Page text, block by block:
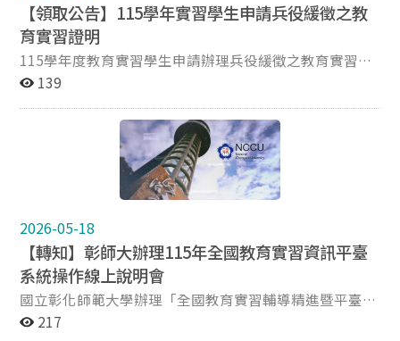
【領取公告】115學年實習學生申請兵役緩徵之教
育實習證明
115學年度教育實習學生申請辦理兵役緩徵之教育實習證
明已製證完成，即日起申請人可至本中心辦公室領取；未
間：平日上午09:00-12:00；下午13:30-17:00 ※以下日期
本中心不開放，欲洽公者請留意： 7/7（二）：井塘樓清
潔打蠟 7/10、7/17、7/24、8/7、8/14（五）：全校暑休
▶ 領取時請準備以下資料： 出示個人身分證明文件 繳交
學士以上學位畢業證書影本1張（如已補繳初檢所缺之畢
者，可委託親友代領，或寄回郵信封至本中心領取。 委託
他人代領者，請填寫附件之委託書。被委託人領取時須攜
帶委託書，亦須出示被委託人之身分證明文件。 使用回郵
信封領取者，因證書為A4大小，故回郵信封請使用「比
A4稍大」尺寸之信封。 ▶ 回郵信封格式： 信封上備註
139
2026-05-18
【轉知】彰師大辦理115年全國教育實習資訊平臺
系統操作線上說明會
國立彰化師範大學辦理「全國教育實習輔導精進暨平臺維
運計畫」之「教育實習學生」系統操作說明會 時間：115
217